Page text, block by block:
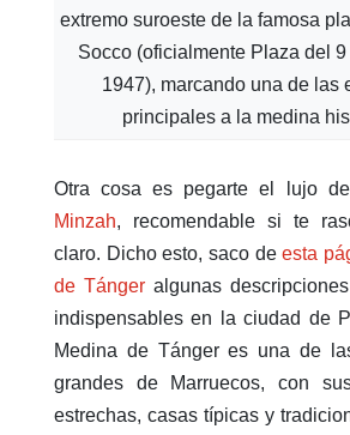
extremo suroeste de la famosa
Socco (oficialmente Plaza del
1947), marcando una de las
principales a la medina
Otra cosa es pegarte el lujo
Minzah, recomendable si te
claro. Dicho esto, saco deesta
de Tángeralgunas
indispensables en la ciudad de
Medina de Tánger es una de
grandes de Marruecos, con
estrechas, casas típicas y